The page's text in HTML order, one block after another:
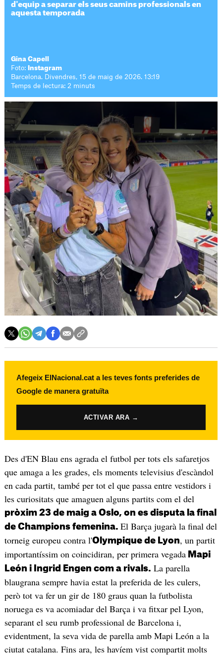
d'equip a separar els seus camins professionals en
aquesta temporada
Gina Capell
Foto:
Instagram
Barcelona. Divendres, 15 de maig de 2026. 13:19
Temps de lectura: 2 minuts
Afegeix ElNacional.cat a les teves fonts preferides de
Google de manera gratuïta
ACTIVAR ARA →
Des d'EN Blau ens agrada el futbol per tots els safaretjos
que amaga a les grades, els moments televisius d'escàndol
en cada partit, també per tot el que passa entre vestidors i
les curiositats que amaguen alguns partits com el del
pròxim 23 de maig a Oslo, on es disputa la final
de Champions femenina. El Barça jugarà la final del
torneig europeu contra l'Olympique de Lyon, un partit
importantíssim on coincidiran, per primera vegadaMapi
León i Ingrid Engen com a rivals. La parella
blaugrana sempre havia estat la preferida de les culers,
però tot va fer un gir de 180 graus quan la futbolista
noruega es va acomiadar del Barça i va fitxar pel Lyon,
separant el seu rumb professional de Barcelona i,
evidentment, la seva vida de parella amb Mapi León a la
ciutat catalana. Fins ara, les havíem vist compartit molts